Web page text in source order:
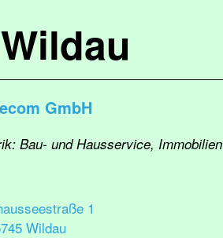
GmbH
Bau- und Hausservice, Immobilien
1
Wildau